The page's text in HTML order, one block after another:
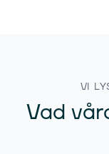
VI
Vad